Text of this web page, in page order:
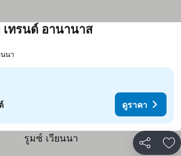
เทรนด์ อานานาส
นนา
ดูราคา
แชร์ เ